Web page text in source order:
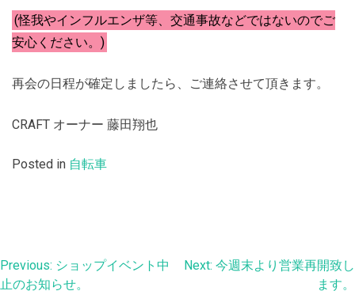
(怪我やインフルエンザ等、交通事故などではないのでご
安心ください。)
再会の日程が確定しましたら、ご連絡させて頂きます。
CRAFT オーナー 藤田翔也
Posted in 自転車
投
Previous: ショップイベント中
止のお知らせ。
Next: 今週末より営業再開致し
ます。